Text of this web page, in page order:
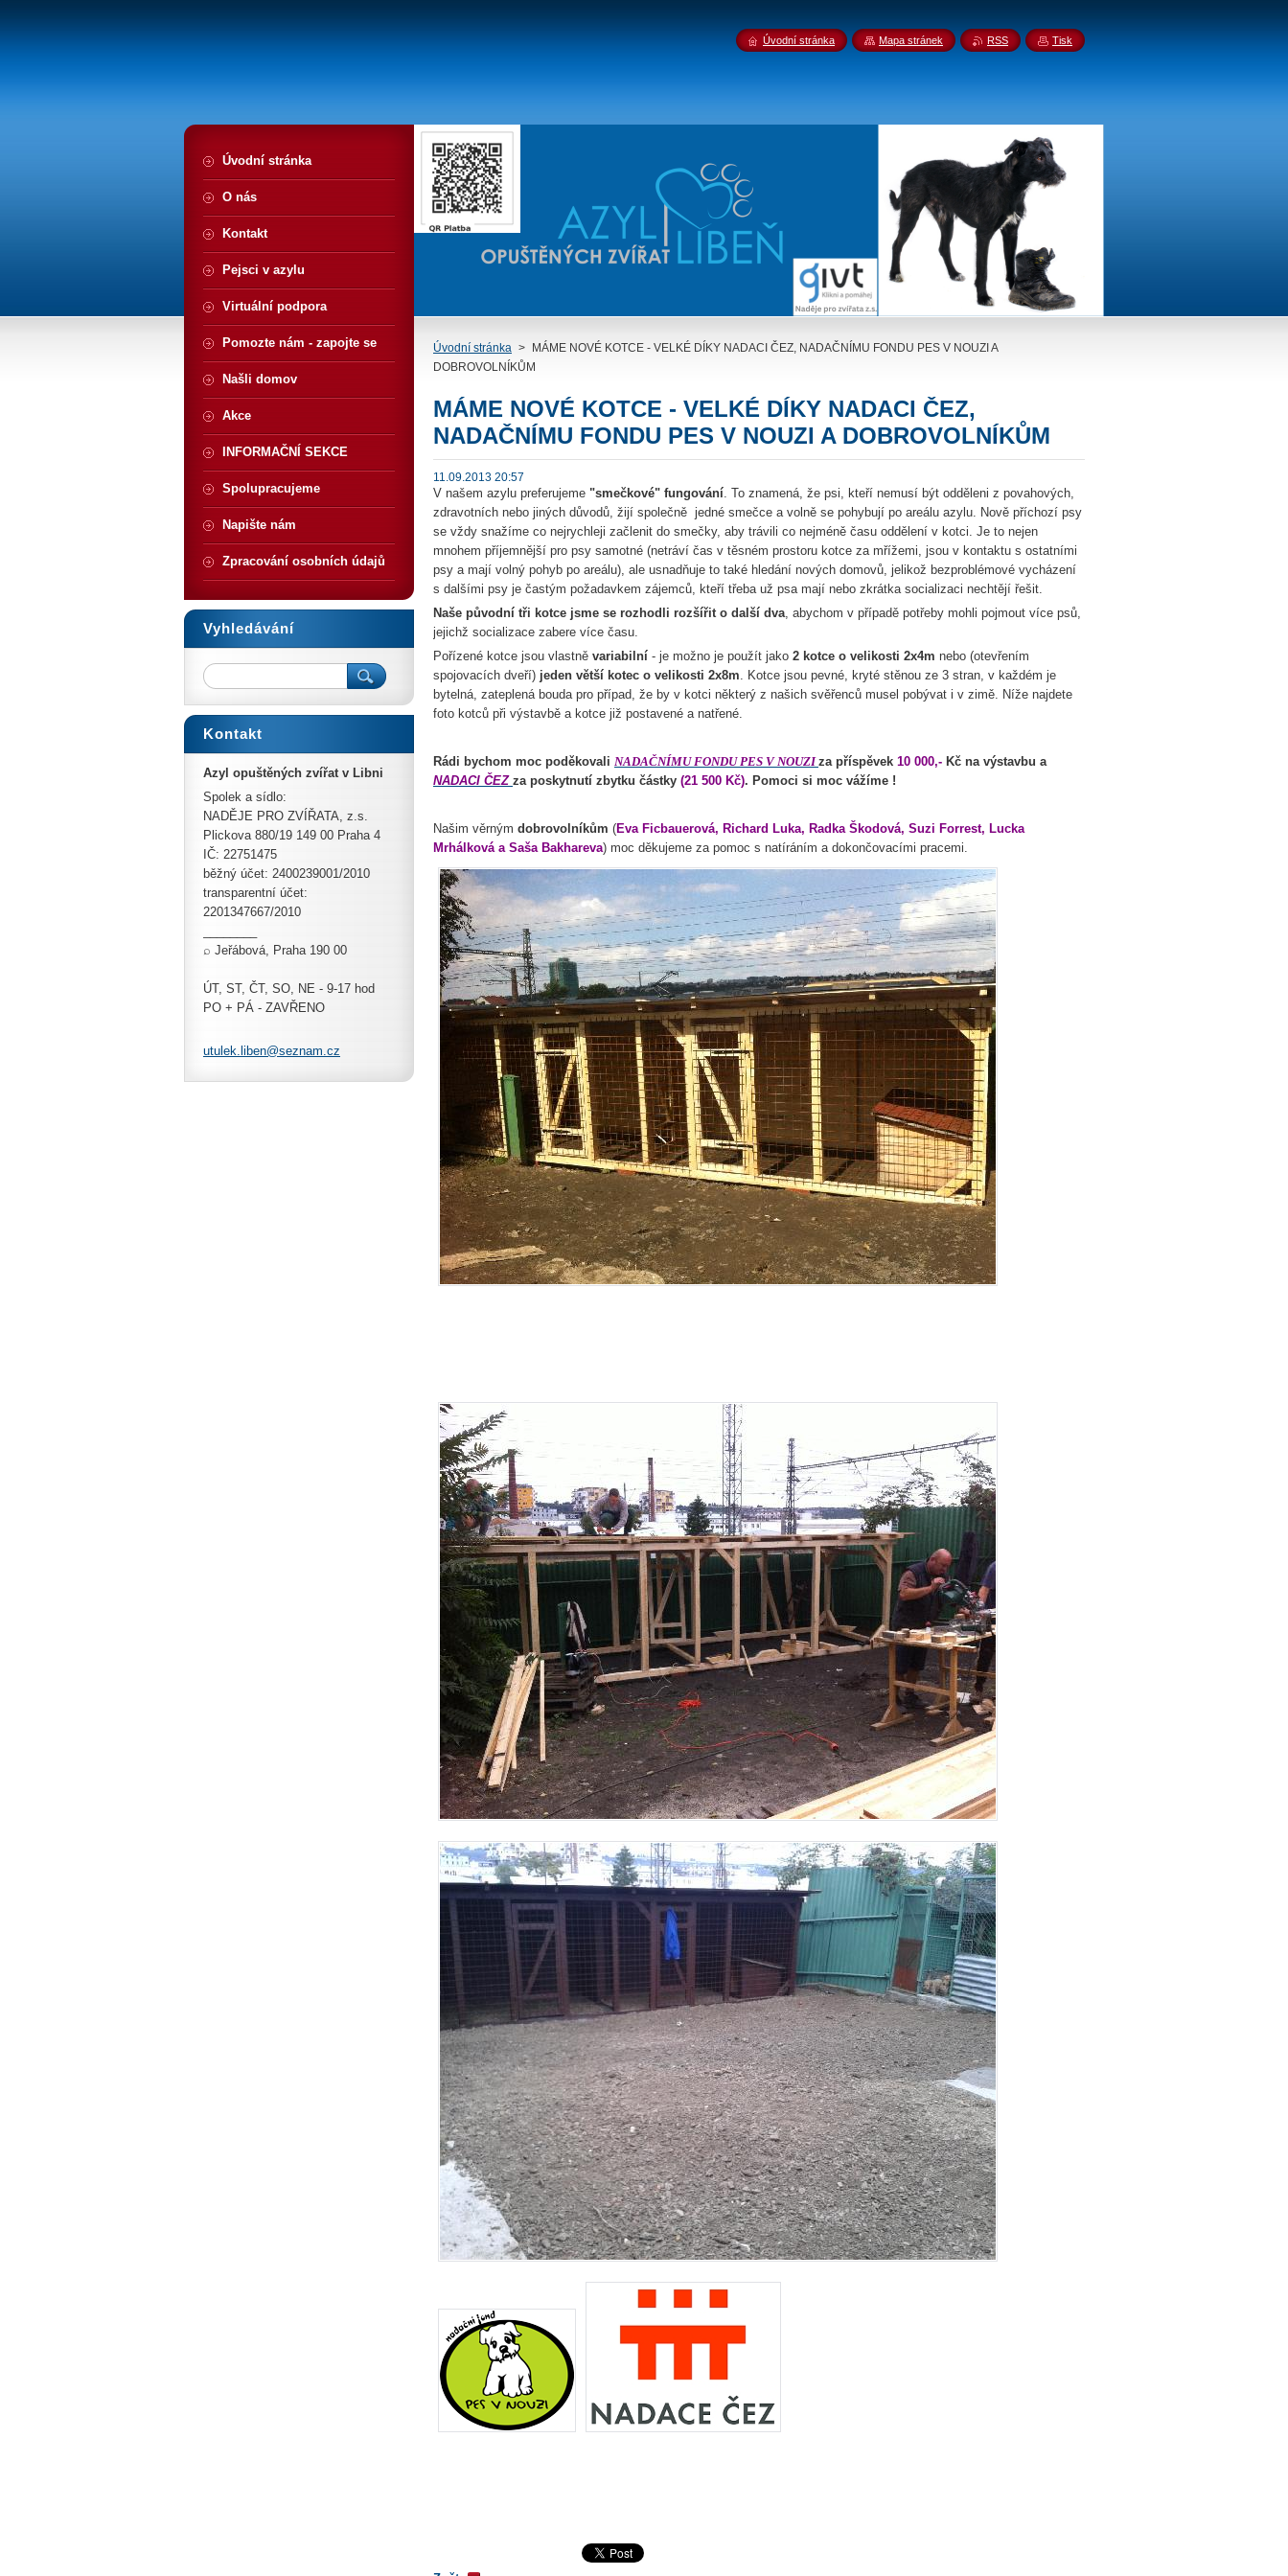
Úvodní stránka >
MÁME NOVÉ KOTCE - VELKÉ DÍKY NADACI ČEZ, NADAČNÍMU FONDU PES V NOUZI A
DOBROVOLNÍKŮM
MÁME NOVÉ KOTCE - VELKÉ DÍKY NADACI ČEZ,
NADAČNÍMU FONDU PES V NOUZI A DOBROVOLNÍKŮM
11.09.2013 20:57
V našem azylu preferujeme "smečkové" fungování. To znamená, že psi, kteří nemusí být odděleni z povahových,
zdravotních nebo jiných důvodů, žijí společně jedné smečce a volně se pohybují po areálu azylu. Nově příchozí psy
se vždy snažíme co nejrychleji začlenit do smečky, aby trávili co nejméně času oddělení v kotci. Je to nejen
mnohem příjemnější pro psy samotné (netráví čas v těsném prostoru kotce za mřížemi, jsou v kontaktu s ostatními
psy a mají volný pohyb po areálu), ale usnadňuje to také hledání nových domovů, jelikož bezproblémové vycházení
s dalšími psy je častým požadavkem zájemců, kteří třeba už psa mají nebo zkrátka socializaci nechtějí řešit.
Naše původní tři kotce jsme se rozhodli rozšířit o další dva, abychom v případě potřeby mohli pojmout více psů,
jejichž socializace zabere více času.
Pořízené kotce jsou vlastně variabilní - je možno je použít jako 2 kotce o velikosti 2x4m nebo (otevřením
spojovacích dveří) jeden větší kotec o velikosti 2x8m. Kotce jsou pevné, kryté stěnou ze 3 stran, v každém je
bytelná, zateplená bouda pro případ, že by v kotci některý z našich svěřenců musel pobývat i v zimě. Níže najdete
foto kotců při výstavbě a kotce již postavené a natřené.
Rádi bychom moc poděkovali NADAČNÍMU FONDU PES V NOUZIza příspěvek 10 000,- Kč na výstavbu a
NADACI ČEZ za poskytnutí zbytku částky (21 500 Kč). Pomoci si moc vážíme !
Našim věrným dobrovolníkům (Eva Ficbauerová, Richard Luka, Radka Škodová, Suzi Forrest, Lucka
Mrhálková a Saša Bakhareva) moc děkujeme za pomoc s natíráním a dokončovacími pracemi.
Úvodní stránka
O nás
Kontakt
Pejsci v azylu
Virtuální podpora
Pomozte nám - zapojte se
Našli domov
Akce
INFORMAČNÍ SEKCE
Spolupracujeme
Napište nám
Zpracování osobních údajů
Vyhledávání
Kontakt
Azyl opuštěných zvířat v Libni
Spolek a sídlo:
NADĚJE PRO ZVÍŘATA, z.s.
Plickova 880/19 149 00 Praha 4
IČ: 22751475
běžný účet: 2400239001/2010
transparentní účet:
2201347667/2010
⌕ Jeřábová, Praha 190 00
ÚT, ST, ČT, SO, NE - 9-17 hod
PO + PÁ - ZAVŘENO
utulek.l iben@seznam.cz
Úvodní stránka Mapa stránek RSS Tisk